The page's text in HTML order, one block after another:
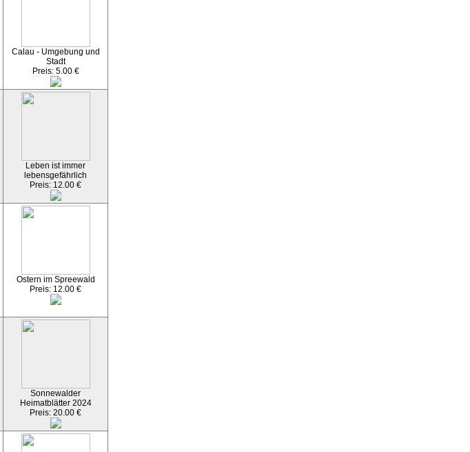
Calau - Umgebung und
Stadt
Preis: 5.00 €
Leben ist immer
lebensgefährlich
Preis: 12.00 €
Ostern im Spreewald
Preis: 12.00 €
Sonnewalder
Heimatblätter 2024
Preis: 20.00 €